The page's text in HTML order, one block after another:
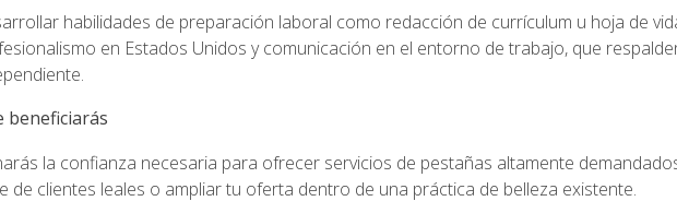
habilidades de preparación laboral como redacción de currículum u hoja de
en Estados Unidos y comunicación en el entorno de trabajo, que
beneficiarás
la confianza necesaria para ofrecer servicios de pestañas altamente
de clientes leales o ampliar tu oferta dentro de una práctica de belleza existente.